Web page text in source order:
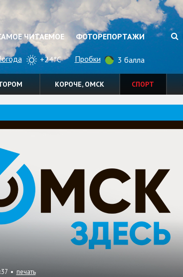
ЧИТАЕМОЕ ФОТОРЕПОРТАЖИ
+24°C Пробки 3 балла
КОРОЧЕ, ОМСК СПОРТ
• печать